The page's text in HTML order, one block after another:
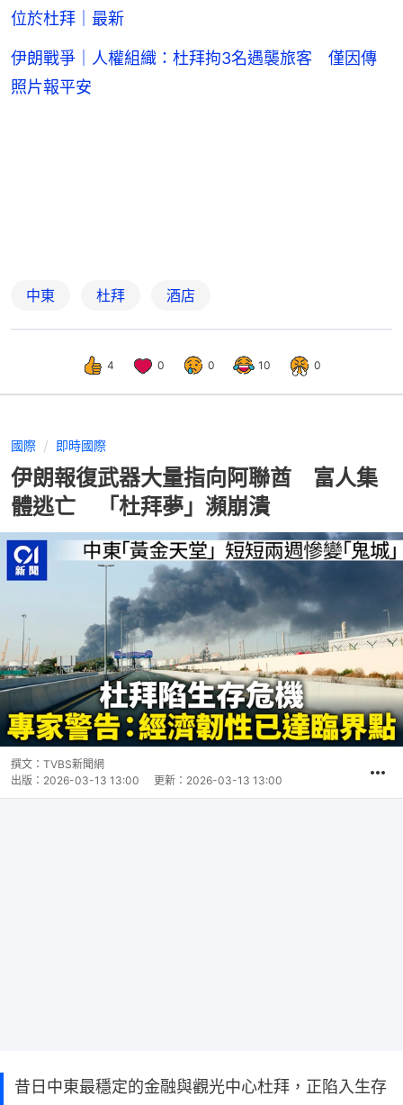
位於杜拜｜最新
伊朗戰爭｜人權組織：杜拜拘3名遇襲旅客 僅因傳
照片報平安
中東 杜拜 酒店
4 0 0 10 0
國際 即時國際
伊朗報復武器大量指向阿聯酋 富人集
體逃亡 「杜拜夢」瀕崩潰
撰文： TVBS新聞網
出版： 2026-03-13 13:00 更新： 2026-03-13 13:00
昔日中東最穩定的金融與觀光中心杜拜，正陷入生存